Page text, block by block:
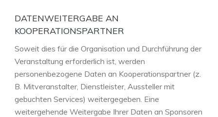
DATENWEITERGABE AN
KOOPERATIONSPARTNER
Soweit dies für die Organisation und Durchführung der
Veranstaltung erforderlich ist, werden
personenbezogene Daten an Kooperationspartner (z.
B. Mitveranstalter, Dienstleister, Aussteller mit
gebuchten Services) weitergegeben. Eine
weitergehende Weitergabe Ihrer Daten an Sponsoren